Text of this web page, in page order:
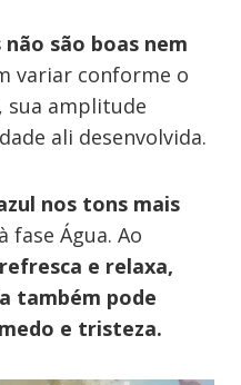
são boas nem
variar conforme o
sua amplitude
ali desenvolvida.
nos tons mais
fase Água. Ao
refresca e relaxa,
também pode
e tristeza.